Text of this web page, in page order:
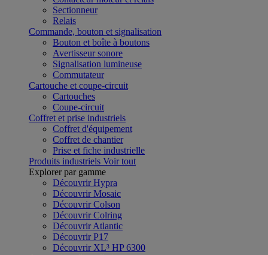
Sectionneur
Relais
Commande, bouton et signalisation
Bouton et boîte à boutons
Avertisseur sonore
Signalisation lumineuse
Commutateur
Cartouche et coupe-circuit
Cartouches
Coupe-circuit
Coffret et prise industriels
Coffret d'équipement
Coffret de chantier
Prise et fiche industrielle
Produits industriels Voir tout
Explorer par gamme
Découvrir Hypra
Découvrir Mosaic
Découvrir Colson
Découvrir Colring
Découvrir Atlantic
Découvrir P17
Découvrir XL³ HP 6300